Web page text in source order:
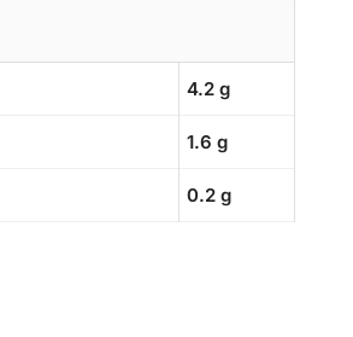
4.2 g
1.6 g
0.2 g